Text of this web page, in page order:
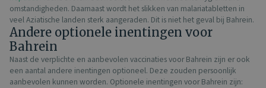
omstandigheden. Daarnaast wordt het slikken van malariatabletten in
veel Aziatische landen sterk aangeraden. Dit is niet het geval bij Bahrein.
Andere optionele inentingen voor
Bahrein
Naast de verplichte en aanbevolen vaccinaties voor Bahrein zijn er ook
een aantal andere inentingen optioneel. Deze zouden persoonlijk
aanbevolen kunnen worden. Optionele inentingen voor Bahrein zijn: